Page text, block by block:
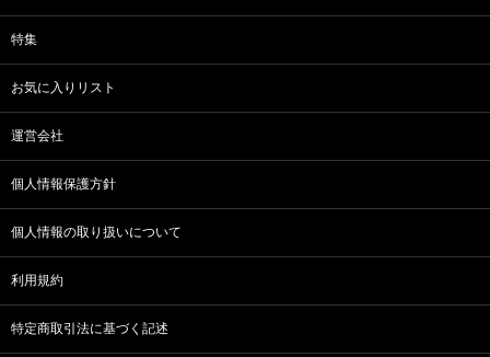
特集
お気に入りリスト
運営会社
個人情報保護方針
個人情報の取り扱いについて
利用規約
特定商取引法に基づく記述